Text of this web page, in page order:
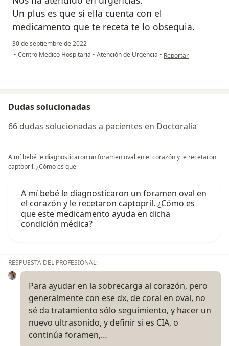
Un plus es que si ella cuenta con el
medicamento que te receta te lo obsequia.
30 de septiembre de 2022
• Centro Medico Hospitaria • Atención de Urgencia • en opinión del usuario
Reportar
Dudas solucionadas
66 dudas solucionadas a pacientes en Doctoralia
A mí bebé le diagnosticaron un foramen oval en el corazón y le recetaron
captopril. ¿Cómo es que
A mí bebé le diagnosticaron un foramen oval en
el corazón y le recetaron captopril. ¿Cómo es
que este medicamento ayuda en dicha
condición médica?
RESPUESTA DEL PROFESIONAL:
Para ayudar en la sobrecarga al corazón, pero
generalmente con ese dx, de coral en oval, no
sé da tratamiento sólo seguimiento, y hacer un
nuevo ultrasonido, y definir si es CIA, o
continúa foramen,…